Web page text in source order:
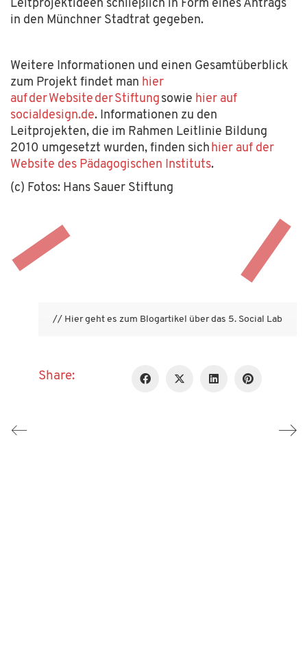
Leitprojektideen schließlich in Form eines Antrags
in den Münchner Stadtrat gegeben.
Weitere Informationen und einen Gesamtüberblick
zum Projekt findet man hier
auf der Website der Stiftung sowie hier auf
socialdesign.de. Informationen zu den
Leitprojekten, die im Rahmen Leitlinie Bildung
2010 umgesetzt wurden, finden sich hier auf der
Website des Pädagogischen Instituts.
(c) Fotos: Hans Sauer Stiftung
// Hier geht es zum Blogartikel über das 5. Social Lab
Share: